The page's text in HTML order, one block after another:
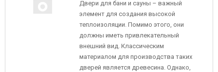
Двери для бани и сауны – важный
элемент для создания высокой
теплоизоляции. Помимо этого, они
должны иметь привлекательный
внешний вид. Классическим
материалом для производства таких
дверей является древесина. Однако,